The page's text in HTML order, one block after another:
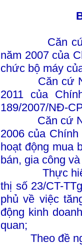
Căn cứ Nghị
năm 2007 của
chức bộ máy
Căn cứ Nghị
2011 của
189/2007/NĐ-
Căn cứ Nghị
2006 của
hoạt động mua
bán, gia công
Thực hiện ý
thị số 23/CT-
phủ về việc
động kinh
quan;
Theo đề nghị